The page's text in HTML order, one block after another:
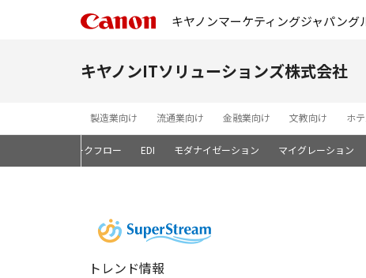
キヤノンマーケティングジャパング
キヤノンITソリューションズ株式会社
製造業向け 流通業向け 金融業向け 文教向け ホ
ワークフロー EDI モダナイゼーション マイグレーション
トレンド情報